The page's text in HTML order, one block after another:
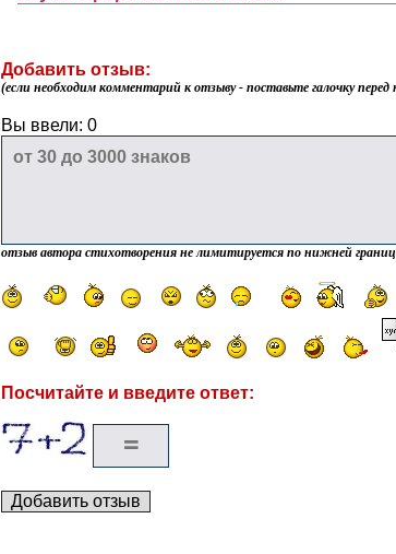
Добавить отзыв:
(если необходим комментарий к отзыву - поставьте галочку перед
Вы ввели: 0
отзыв автора стихотворения не лимитируется по нижней
Посчитайте и введите ответ: